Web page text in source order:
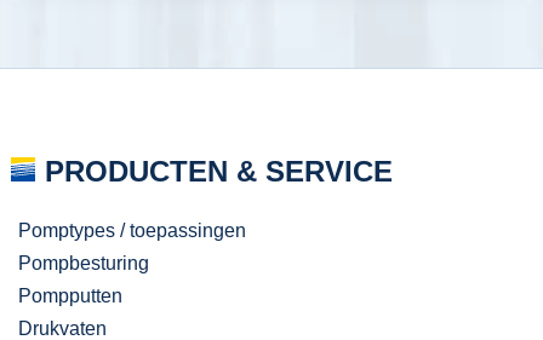
PRODUCTEN & SERVICE
Pomptypes / toepassingen
Pompbesturing
Pompputten
Drukvaten